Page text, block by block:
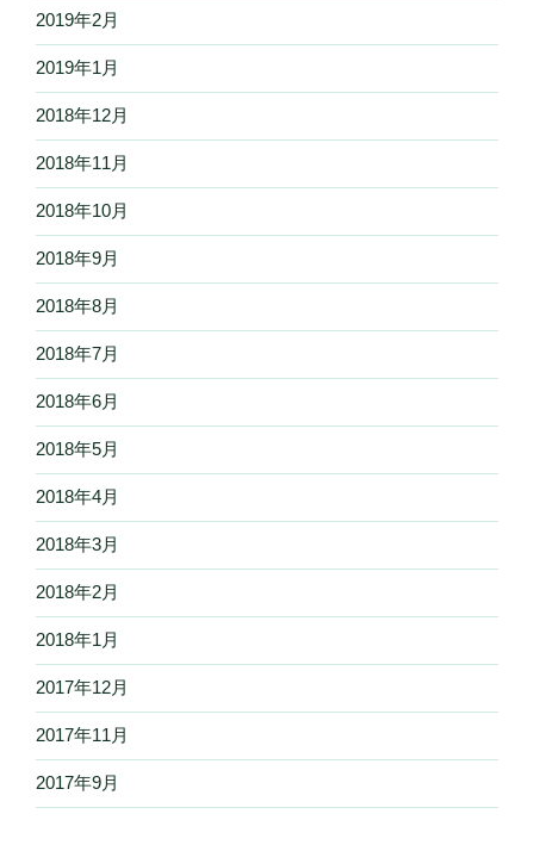
2019年2月
2019年1月
2018年12月
2018年11月
2018年10月
2018年9月
2018年8月
2018年7月
2018年6月
2018年5月
2018年4月
2018年3月
2018年2月
2018年1月
2017年12月
2017年11月
2017年9月